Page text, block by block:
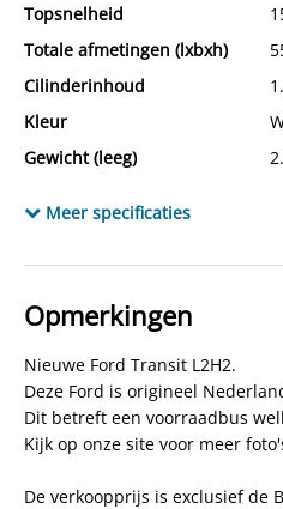
Topsnelheid
Totale afmetingen (lxbxh)
Cilinderinhoud
Kleur
Gewicht (leeg)
Max. trekgewicht ongeremd
CO₂-emissie
Laksoort
APK
Bekleding
Meer specificaties
Opmerkingen
Nieuwe Ford Transit L2H2.
Deze Ford is origineel
Dit betreft een voorraadbus
Kijk op onze site voor meer
De verkoopprijs is exclusief de